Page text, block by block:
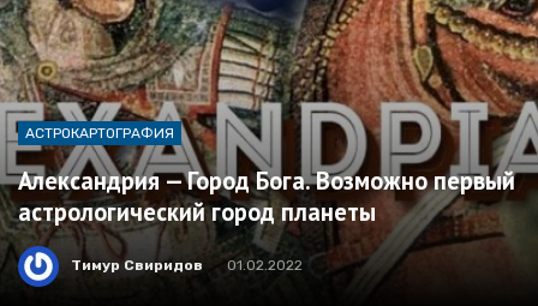
АСТРОКАРТОГРАФИЯ
Александрия — Город Бога. Возможно первый
астрологический город планеты
Тимур Свиридов 01.02.2022